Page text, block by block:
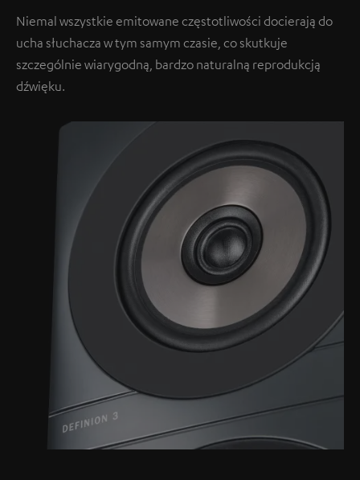
Niemal wszystkie emitowane częstotliwości docierają do
ucha słuchacza w tym samym czasie, co skutkuje
szczególnie wiarygodną, bardzo naturalną reprodukcją
dźwięku.